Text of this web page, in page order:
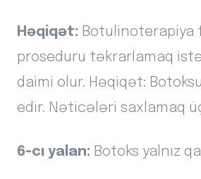
Həqiqət: Botulinoterapiya
proseduru təkrarlamaq
daimi olur. Həqiqət:
edir. Nəticələri saxlamaq
6-cı yalan: Botoks yalnız